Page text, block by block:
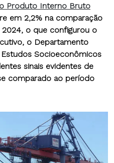
Produto Interno Bruto
em 2,2% na comparação
o que configurou o
o Departamento
Socioeconômicos
sinais evidentes de
comparado ao período